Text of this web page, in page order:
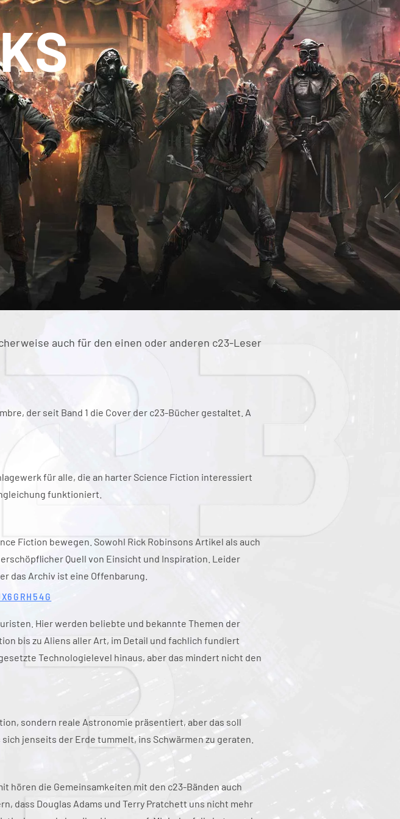
auch für den einen oder anderen c23-Leser
der seit Band 1 die Cover der c23-Bücher gestaltet. A
für alle, die an harter Science Fiction interessiert
funktioniert.
Fiction bewegen. Sowohl Rick Robinsons Artikel als auch
Quell von Einsicht und Inspiration. Leider
das Archiv ist eine Offenbarung.
Hier werden beliebte und bekannte Themen der
bis zu Aliens aller Art, im Detail und fachlich fundiert
Technologielevel hinaus, aber das mindert nicht den
sondern reale Astronomie präsentiert, aber das soll
jenseits der Erde tummelt, ins Schwärmen zu geraten.
hören die Gemeinsamkeiten mit den c23-Bänden auch
dass Douglas Adams und Terry Pratchett uns nicht mehr